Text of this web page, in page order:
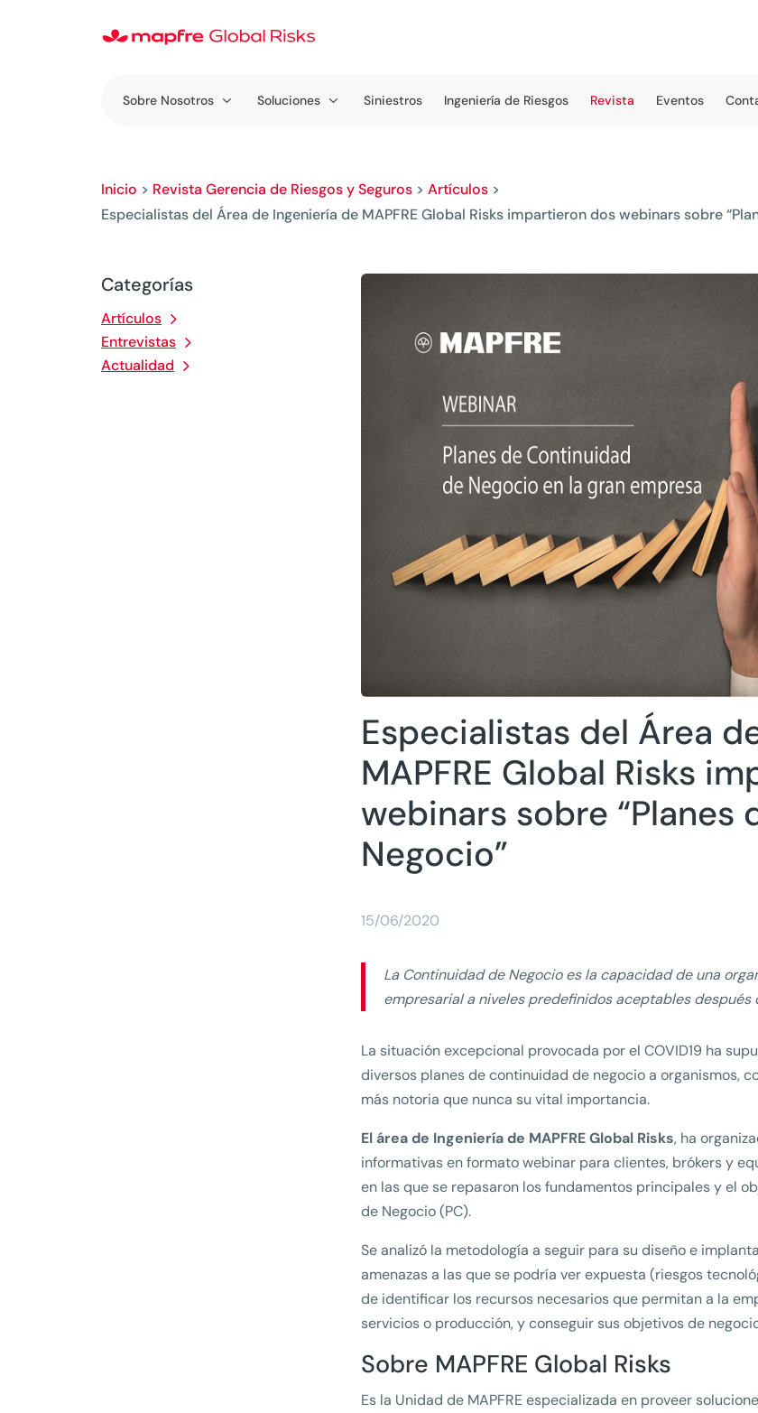
Sobre Nosotros Soluciones Siniestros Ingeniería de Riesgos Revista Eventos
Inicio > Revista Gerencia de Riesgos y Seguros > Artículos >
Especialistas del Área de Ingeniería de MAPFRE Global Risks impartieron dos webinars sobre
Categorías
Artículos
Entrevistas
Actualidad
Especialistas del Área
MAPFRE Global Risks
webinars sobre
Negocio”
15/06/2020
La Continuidad de Negocio es la capacidad de una
empresarial a niveles predefinidos aceptables
La situación excepcional provocada por el COVID19 ha
diversos planes de continuidad de negocio a organismos,
más notoria que nunca su vital importancia.
El área de Ingeniería de MAPFRE Global Risks, ha
informativas en formato webinar para clientes, brókers y
en las que se repasaron los fundamentos principales y el
de Negocio (PC).
Se analizó la metodología a seguir para su diseño e
amenazas a las que se podría ver expuesta (riesgos
de identificar los recursos necesarios que permitan a la
servicios o producción, y conseguir sus objetivos de
Sobre MAPFRE Global Risks
Es la Unidad de MAPFRE especializada en proveer